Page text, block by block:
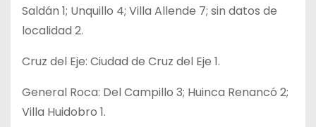
Saldán 1; Unquillo 4; Villa Allende 7; sin datos de
localidad 2.
Cruz del Eje: Ciudad de Cruz del Eje 1.
General Roca: Del Campillo 3; Huinca Renancó 2;
Villa Huidobro 1.